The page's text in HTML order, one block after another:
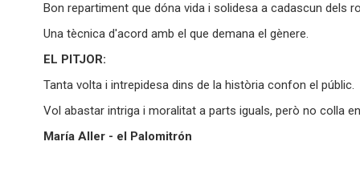
Bon repartiment que dóna vida i solidesa a cadascun dels
Una tècnica d'acord amb el que demana el gènere.
EL PITJOR:
Tanta volta i intrepidesa dins de la història confon el públic.
Vol abastar intriga i moralitat a parts iguals, però no colla
María Aller - el Palomitrón